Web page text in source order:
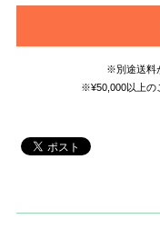
※別途送料
※¥50,000以上の